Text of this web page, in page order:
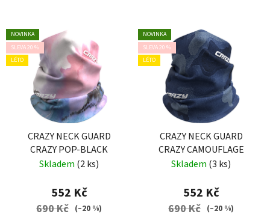
NOVINKA
SLEVA 20 %
LÉTO
CRAZY NECK GUARD
CRAZY POP-BLACK
Skladem (2 ks)
552 Kč
690 Kč (–20 %)
NOVINKA
SLEVA 20 %
LÉTO
CRAZY NECK GUARD
CRAZY CAMOUFLAGE
Skladem (3 ks)
552 Kč
690 Kč (–20 %)